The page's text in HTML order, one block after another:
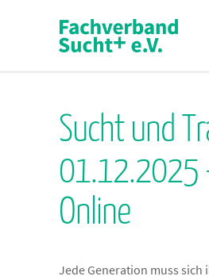
Sucht und
01.12.2025
Online
Jede Generation muss sich